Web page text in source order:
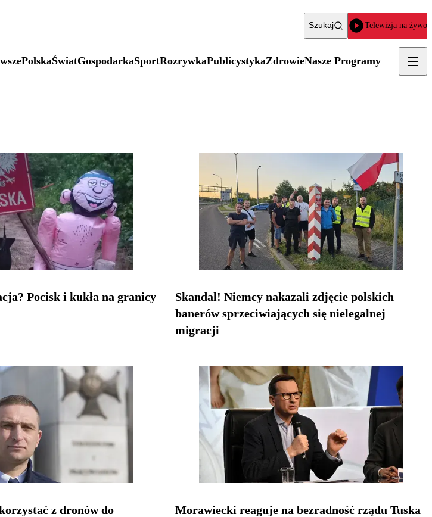
Szukaj Telewizja na żywo
PolskaŚwiatGospodarkaSportRozrywkaPublicystykaZdrowieNasze Programy
Pocisk i kukła na granicy
Skandal! Niemcy nakazali zdjęcie polskich
banerów sprzeciwiających się nielegalnej
migracji
z dronów do
Morawiecki reaguje na bezradność rządu Tuska